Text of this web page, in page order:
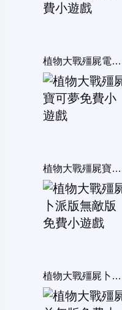
植物大戰殭屍電腦選關版
植物大戰殭屍寶可夢
植物大戰殭屍卜派版無敵版